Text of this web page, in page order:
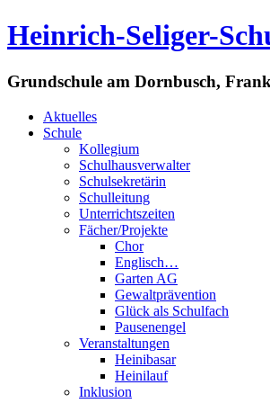
Heinrich-Seliger-
Grundschule am Dornbusch,
Aktuelles
Schule
Kollegium
Schulhausverwalter
Schulsekretärin
Schulleitung
Unterrichtszeiten
Fächer/Projekte
Chor
Englisch…
Garten AG
Gewaltprävention
Glück als Schulfach
Pausenengel
Veranstaltungen
Heinibasar
Heinilauf
Inklusion